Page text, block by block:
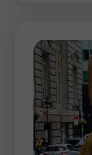
बदलते हैं।
यूरोपीय सत्र
सकते हैं।
GBP/USD,
साथ EUR/
ट्रेड करना